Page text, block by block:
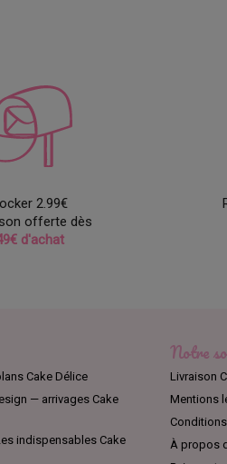
2.99€
offerte dès
d'achat
Cake Délice
— arrivages Cake
indispensables Cake
Notre
Livraison
Mentions
À propos